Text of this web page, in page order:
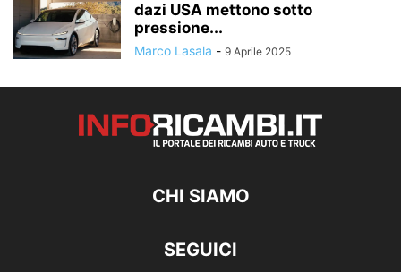
dazi USA mettono sotto
pressione...
Marco Lasala - 9 Aprile 2025
CHI SIAMO
SEGUICI